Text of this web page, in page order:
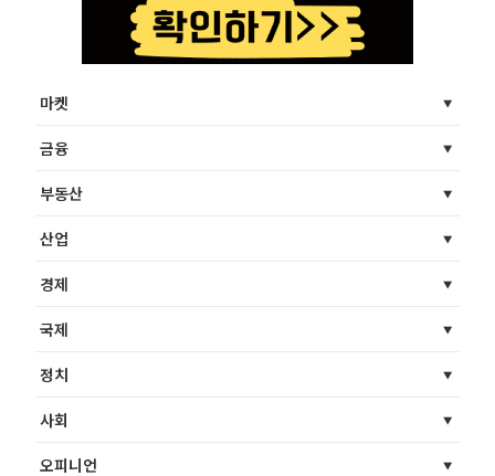
마켓
금융
부동산
산업
경제
국제
정치
사회
오피니언